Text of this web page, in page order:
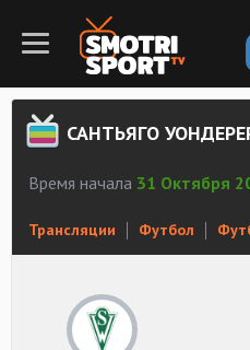
Время начала 31 Октября
Трансляции Футбол